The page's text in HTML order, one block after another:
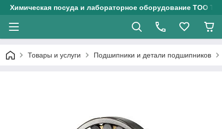
Химическая посуда и лабораторное оборудование ТОО
Товары и услуги Подшипники и детали подшипников